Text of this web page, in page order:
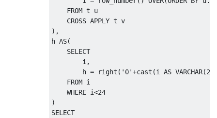
    FROM t u
    CROSS APPLY t v
),
h AS(
    SELECT
        i,
h = right('0'+cast(i AS
    FROM i
    WHERE i<24
)
SELECT